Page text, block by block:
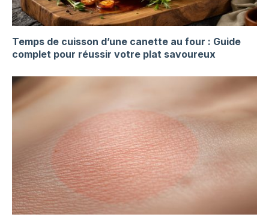
Temps de cuisson d’une canette au four : Guide
complet pour réussir votre plat savoureux